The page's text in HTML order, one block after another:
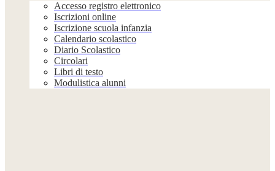
Accesso registro elettronico
Iscrizioni online
Iscrizione scuola infanzia
Calendario scolastico
Diario Scolastico
Circolari
Libri di testo
Modulistica alunni